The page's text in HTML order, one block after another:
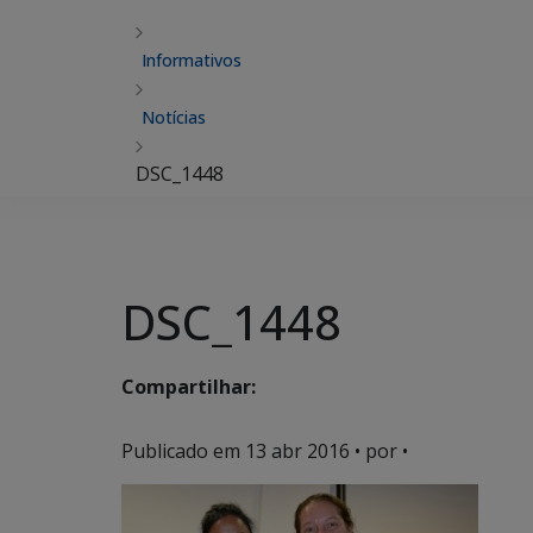
Informativos
Notícias
DSC_1448
DSC_1448
Compartilhar:
Publicado em 13 abr 2016 • por •